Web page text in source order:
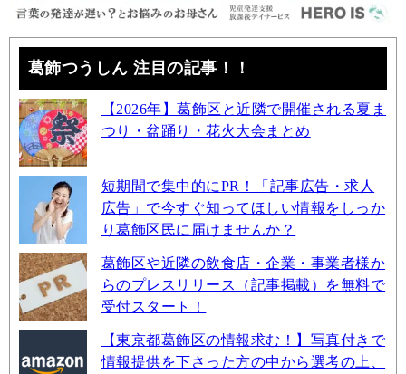
葛飾つうしん 注目の記事！！
【2026年】葛飾区と近隣で開催される夏ま
つり・盆踊り・花火大会まとめ
短期間で集中的にPR！「記事広告・求人
広告」で今すぐ知ってほしい情報をしっか
り葛飾区民に届けませんか？
葛飾区や近隣の飲食店・企業・事業者様か
らのプレスリリース（記事掲載）を無料で
受付スタート！
【東京都葛飾区の情報求む！】写真付きで
情報提供を下さった方の中から選考の上、